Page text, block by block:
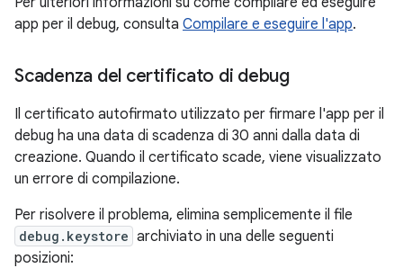
app per il debug, consulta Compilare e eseguire l'app.
Scadenza del certificato di debug
Il certificato autofirmato utilizzato per firmare l'app per il
debug ha una data di scadenza di 30 anni dalla data di
creazione. Quando il certificato scade, viene visualizzato
un errore di compilazione.
Per risolvere il problema, elimina semplicemente il file
debug.keystore archiviato in una delle seguenti
posizioni: